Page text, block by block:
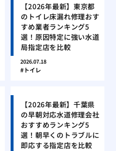
【2026年最新】東京都
のトイレ床漏れ修理おす
すめ業者ランキング5
選！原因特定に強い水道
局指定店を比較
2026.07.18
トイレ
【2026年最新】千葉県
の早朝対応水道修理会社
おすすめランキング5
選！朝早くのトラブルに
即応する指定店を比較